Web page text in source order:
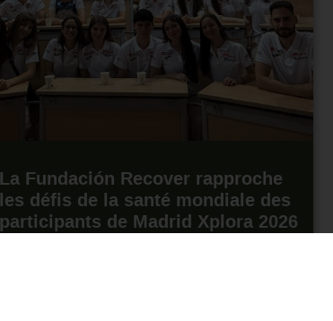
La Fundación Recover rapproche
les défis de la santé mondiale des
participants de Madrid Xplora 2026